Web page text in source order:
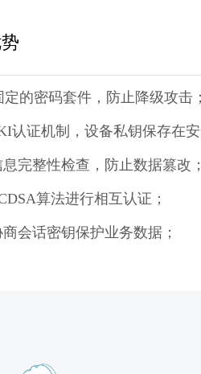
定的密码套件，防止降级攻击
认证机制，设备私钥保存在
息完整性检查，防止数据篡改
算法进行相互认证；
会话密钥保护业务数据；